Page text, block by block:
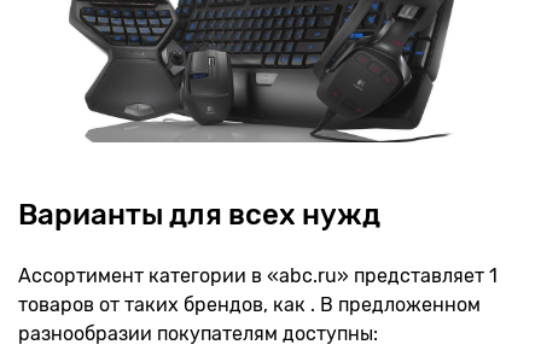
Варианты для всех нужд
Ассортимент категории в «abc.ru» представляет 1
товаров от таких брендов, как . В предложенном
разнообразии покупателям доступны: